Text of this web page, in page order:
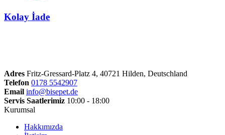
Kolay İade
Adres Fritz-Gressard-Platz 4, 40721 Hilden, Deutschland
Telefon 0178 5542907
Email info@bisepet.de
Servis Saatlerimiz 10:00 - 18:00
Kurumsal
Hakkımızda